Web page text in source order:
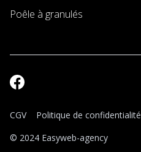
Poêle à granulés
© 2024 Easyweb-agency
CGV Politique de confidentialité